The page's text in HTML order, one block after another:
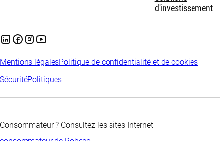
d'investissement
Mentions légalesPolitique de confidentialité et de cookies
SécuritéPolitiques
Consommateur ? Consultez les sites Internet